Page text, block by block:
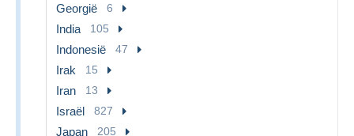
Georgië 6
India 105
Indonesië 47
Irak 15
Iran 13
Israël 827
Japan 205